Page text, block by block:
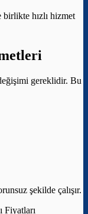
birlikte hızlı hizmet
gereklidir. Bu
şekilde çalışır.